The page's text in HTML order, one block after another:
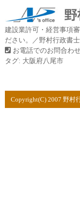
建設業許可・経営事項
ださい。／野村行政書
お電話でのお問合わ
タグ: 大阪府八尾市
Copyright(C) 2007 野村